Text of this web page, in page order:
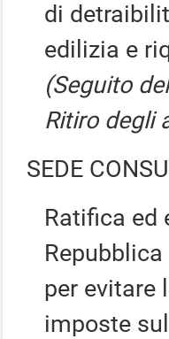
di
edilizia e
(Seguito
Ritiro degli
SEDE
Ratifica ed
per evitare
imposte